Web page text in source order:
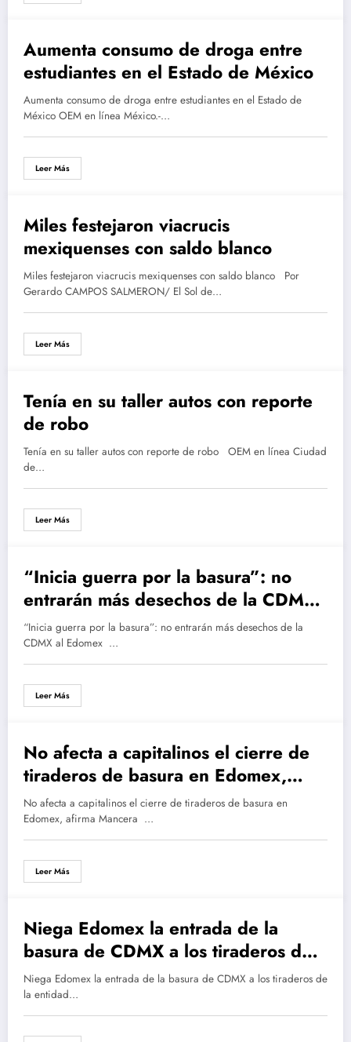
abril 20, 2016
Aumenta consumo de droga entre
estudiantes en el Estado de México
Aumenta consumo de droga entre estudiantes en el Estado de
México OEM en línea México.-…
Leer Más
marzo 28, 2016
Miles festejaron viacrucis
mexiquenses con saldo blanco
Miles festejaron viacrucis mexiquenses con saldo blanco Por
Gerardo CAMPOS SALMERON/ El Sol de…
Leer Más
marzo 28, 2016
Tenía en su taller autos con reporte
de robo
Tenía en su taller autos con reporte de robo OEM en línea Ciudad
de…
Leer Más
marzo 20, 2016
“Inicia guerra por la basura”: no
entrarán más desechos de la CDMX
al Edomex
“Inicia guerra por la basura”: no entrarán más desechos de la
CDMX al Edomex …
Leer Más
marzo 20, 2016
No afecta a capitalinos el cierre de
tiraderos de basura en Edomex,
afirma Mancera
No afecta a capitalinos el cierre de tiraderos de basura en
Edomex, afirma Mancera …
Leer Más
marzo 20, 2016
Niega Edomex la entrada de la
basura de CDMX a los tiraderos de
la entidad
Niega Edomex la entrada de la basura de CDMX a los tiraderos de
la entidad…